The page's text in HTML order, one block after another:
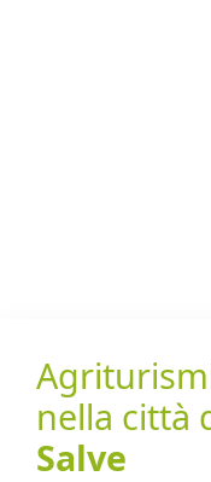
nella città
Salve